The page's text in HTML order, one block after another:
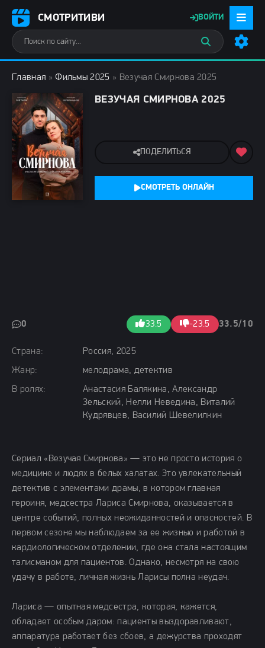
СМОТРИТИВИ ВОЙТИ
Главная » Фильмы 2025 » Везучая Смирнова 2025
ВЕЗУЧАЯ СМИРНОВА 2025
Страна:
Россия, 2025
Жанр:
мелодрама, детектив
В ролях:
Анастасия Балякина, Александр
Зельский, Нелли Неведина, Виталий
Кудрявцев, Василий Шевелилкин
0 33.5 -23.5 33.5/10
ПОДЕЛИТЬСЯ
СМОТРЕТЬ ОНЛАЙН
Сериал «Везучая Смирнова» — это не просто история о
медицине и людях в белых халатах. Это увлекательный
детектив с элементами драмы, в котором главная
героиня, медсестра Лариса Смирнова, оказывается в
центре событий, полных неожиданностей и опасностей. В
первом сезоне мы наблюдаем за ее жизнью и работой в
кардиологическом отделении, где она стала настоящим
талисманом для пациентов. Однако, несмотря на свою
удачу в работе, личная жизнь Ларисы полна неудач.
Лариса — опытная медсестра, которая, кажется,
обладает особым даром: пациенты выздоравливают,
аппаратура работает без сбоев, а дежурства проходят